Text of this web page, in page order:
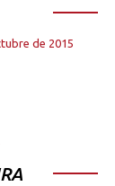
de 2015